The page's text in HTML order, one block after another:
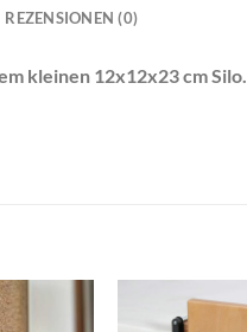
REZENSIONEN (0)
kleinen 12x12x23 cm Silo.